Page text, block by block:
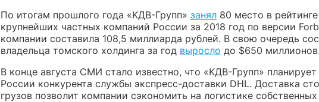
По итогам прошлого года «KДВ-Групп» занял 80 место в
крупнейших частных компаний России за 2018 год по версии
компании составила 108,5 миллиарда рублей. В свою очередь
владельца томского холдинга за год выросло до $650 миллионов.
В конце августа СМИ стало известно, что «KДВ-Групп» планирует
России конкурента службы экспресс-доставки DHL. Доставка
грузов позволит компании сэкономить на логистике